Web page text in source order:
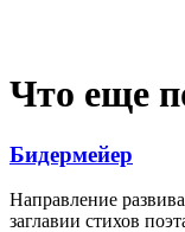
Что еще
Бидермейер
Направление
заглавии стихов